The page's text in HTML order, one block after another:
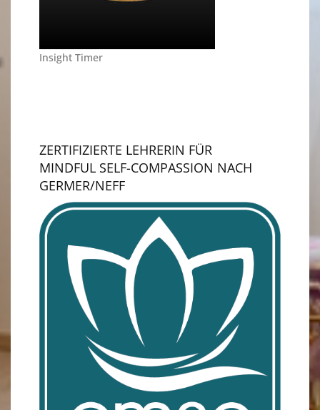
Insight Timer
ZERTIFIZIERTE LEHRERIN FÜR
MINDFUL SELF-COMPASSION NACH
GERMER/NEFF